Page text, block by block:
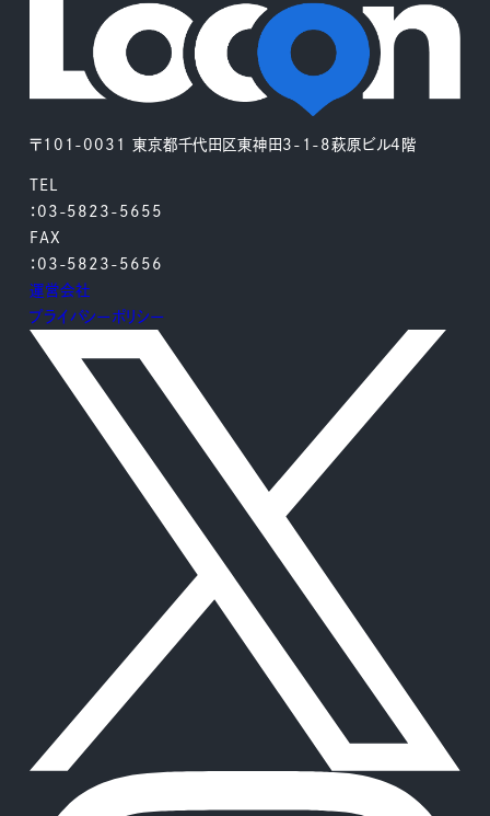
〒101-0031 東京都千代田区東神田3-1-8萩原ビル4階
TEL
：03-5823-5655
FAX
：03-5823-5656
運営会社
プライバシーポリシー